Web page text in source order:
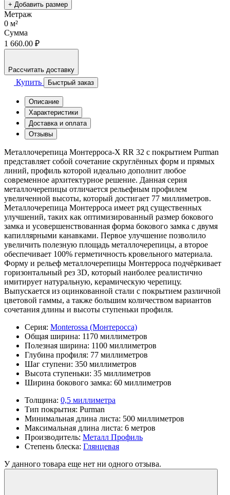
+ Добавить размер
Метраж
0 м²
Сумма
1 660.00 ₽
Рассчитать доставку
Купить Быстрый заказ
Описание
Характеристики
Доставка и оплата
Отзывы
Металлочерепица Монтерроса-X RR 32 с покрытием Purman
представляет собой сочетание скруглённых форм и прямых
линий, профиль которой идеально дополнит любое
современное архитектурное решение. Данная серия
металлочерепицы отличается рельефным профилем
увеличенной высоты, который достигает 77 миллиметров.
Металлочерепица Монтерроса имеет ряд существенных
улучшений, таких как оптимизированный размер бокового
замка и усовершенствованная форма бокового замка с двумя
капиллярными канавками. Первое улучшение позволило
увеличить полезную площадь металлочерепицы, а второе
обеспечивает 100% герметичность кровельного материала.
Форму и рельеф металлочерепицы Монтерроса подчёркивает
горизонтальный рез 3D, который наиболее реалистично
имитирует натуральную, керамическую черепицу.
Выпускается из оцинкованной стали с покрытием различной
цветовой гаммы, а также большим количеством вариантов
сочетания длины и высоты ступеньки профиля.
Серия: Monterossa (Монтеросса)
Общая ширина: 1170 миллиметров
Полезная ширина: 1100 миллиметров
Глубина профиля: 77 миллиметров
Шаг ступени: 350 миллиметров
Высота ступеньки: 35 миллиметров
Ширина бокового замка: 60 миллиметров
Толщина: 0,5 миллиметра
Тип покрытия: Purman
Минимальная длина листа: 500 миллиметров
Максимальная длина листа: 6 метров
Производитель: Металл Профиль
Степень блеска: Глянцевая
У данного товара еще нет ни одного отзыва.